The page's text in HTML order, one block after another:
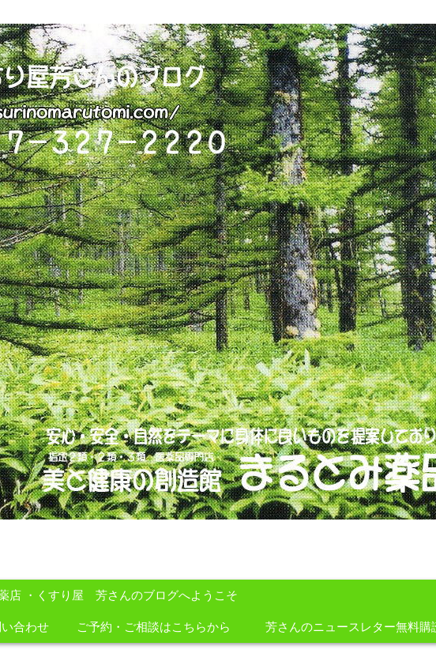
店 ・くすり屋 芳さんのブログへようこそ
合わせ ご予約・ご相談はこちらから 芳さんのニュースレター無料購